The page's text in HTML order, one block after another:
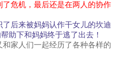
了危机，最后还是在两人的协作
了后来被妈妈认作干女儿的坎迪
助下和妈妈终于逃了出去！
和家人们一起经历了各种各样的